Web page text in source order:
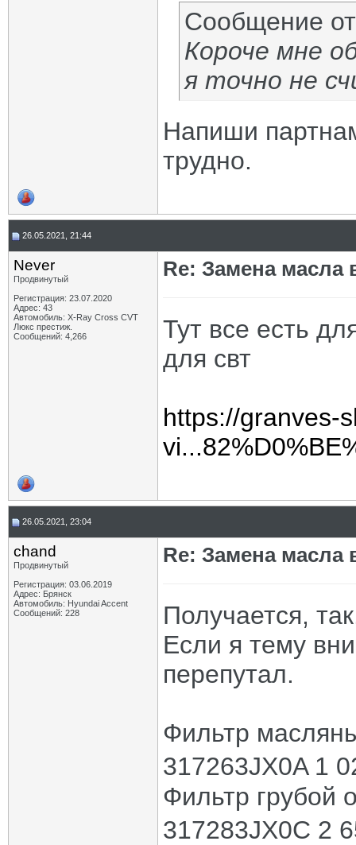
Сообщение
Короче мне
я точно не
Напиши
трудно.
26.05.2021, 21:44
Never
Продвинутый
Регистрация: 23.07.2020
Адрес: 43
Автомобиль: X-Ray Cross CVT
Люкс престиж.
Сообщений: 4,266
Re: Замена масла
Тут все есть
для свт
https://granves-
26.05.2021, 23:04
chand
Продвинутый
Регистрация: 03.06.2019
Адрес: Брянск
Автомобиль: Hyundai Accent
Сообщений: 228
Re: Замена масла
Получается,
Если я тему
перепутал.
Фильтр
317263JX0A 1
Фильтр грубой
317283JX0C 2